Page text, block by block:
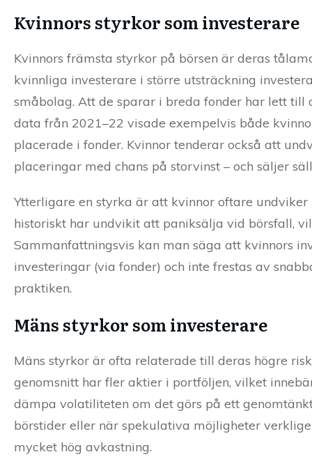
Kvinnors styrkor som investerare
Kvinnors främsta styrkor på börsen är deras
kvinnliga investerare i större utsträckning
småbolag. Att de sparar i breda fonder har lett
data från 2021–22 visade exempelvis både
placerade i fonder. Kvinnor tenderar också att
placeringar med chans på storvinst – och säljer
Ytterligare en styrka är att kvinnor oftare
historiskt har undvikit att paniksälja vid börsfall,
Sammanfattningsvis kan man säga att kvinnors
investeringar (via fonder) och inte frestas av
praktiken.
Mäns styrkor som investerare
Mäns styrkor är ofta relaterade till deras högre
genomsnitt har fler aktier i portföljen, vilket
dämpa volatiliteten om det görs på ett
börstider eller när spekulativa möjligheter
mycket hög avkastning.